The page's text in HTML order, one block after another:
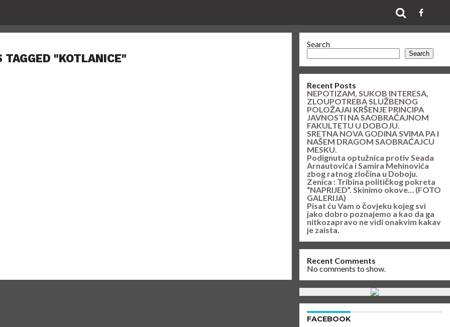
TAGGED "KOTLANICE"
Search
Search
Recent Posts
NEPOTIZAM, SUKOB INTERESA,
ZLOUPOTREBA SLUŽBENOG
POLOŽAJAI KRŠENJE PRINCIPA
JAVNOSTI NA SAOBRAĆAJNOM
FAKULTETU U DOBOJU.
SRETNA NOVA GODINA SVIMA PA I
NAŠEM DRAGOM SAOBRAĆAJCU
MESKU.
Podignuta optužnica protiv Seada
Arnautovića i Samira Mehinovića
zbog ratnog zločina u Doboju.
Zenica : Tribina političkog pokreta
“NAPRIJED”. Skinimo okove… (FOTO
GALERIJA)
Pisat ću Vam o čovjeku kojeg svi
jako dobro poznajemo a kao da ga
nitkozapravo ne vidi onakvim kakav
je zaista.
Recent Comments
No comments to show.
FACEBOOK